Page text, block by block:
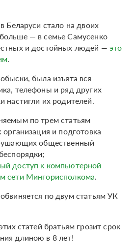
Беларуси стало на двоих
— в семье Самусенко
и достойных людей —это
.
была изъята вся
телефоны и ряд других
настигли их родителей.
по трем статьям
организация и подготовка
общественный
доступ к компьютерной
сети Мингорисполкома.
по двум статьям УК
статей братьям грозит срок
длиною в 8 лет!